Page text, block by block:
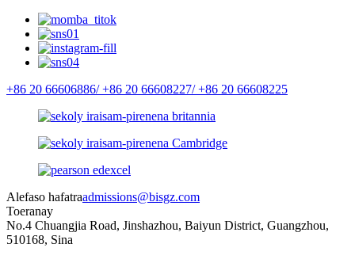
+86 20 66606886/ +86 20 66608227/ +86 20 66608225
Alefaso hafatraadmissions@bisgz.com
Toeranay
No.4 Chuangjia Road, Jinshazhou, Baiyun District, Guangzhou,
510168, Sina